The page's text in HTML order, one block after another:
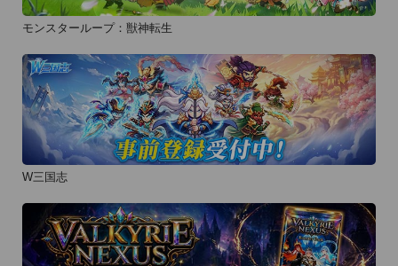
モンスターループ：獣神転生
W三国志